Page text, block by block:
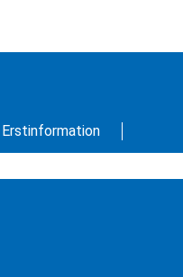
Erstinformation